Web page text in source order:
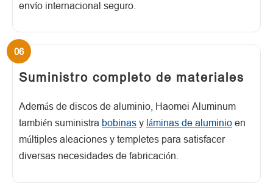
envío internacional seguro.
Suministro completo de materiales
Además de discos de aluminio, Haomei Aluminum
también suministra bobinas y láminas de aluminio en
múltiples aleaciones y templetes para satisfacer
diversas necesidades de fabricación.